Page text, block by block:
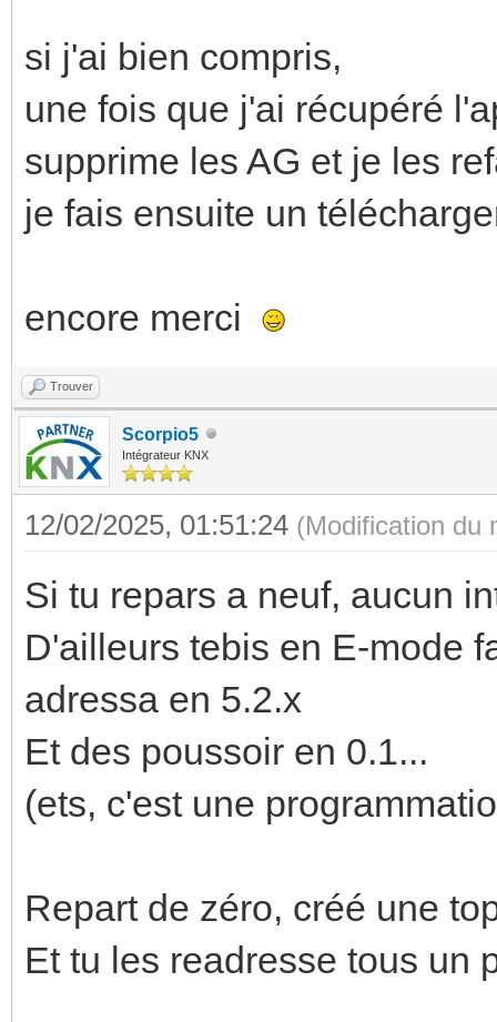
si j'ai bien compris,
une fois que j'ai récupéré
supprime les AG et je les
je fais ensuite un
encore merci
Trouver
Scorpio5
Intégrateur KNX
12/02/2025, 01:51:24 (Modification du
Si tu repars a neuf, aucun
D'ailleurs tebis en E-mode
adressa en 5.2.x
Et des poussoir en 0.1...
(ets, c'est une
Repart de zéro, créé une
Et tu les readresse tous un